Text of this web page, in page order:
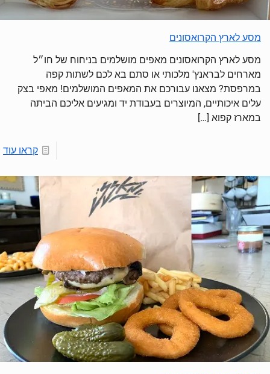
מסע לארץ הקרואסונים
מסע לארץ הקרואסונים מאפים מושלמים בניחוח של חו״ל
מארחים לבראנץ' מלכותי או סתם בא לכם לשתות קפה
במרפסת? מצאנו עבורכם את המאפים המושלמים! מאפי בצק
עלים איכותיים, המיוצרים בעבודת יד ומגיעים אליכם הביתה
במארז קפוא […]
קראו עוד